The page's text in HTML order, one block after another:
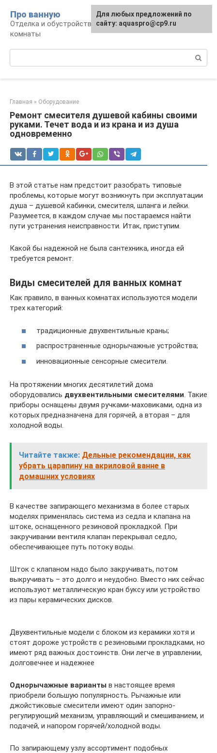
контенту
Про ванную
Отделка и обустройство современной ванной
комнаты
Главная » Оборудование
Ремонт смесителя душевой кабины своими
руками. Течет вода и из крана и из душа
одновременно
В этой статье нам предстоит разобрать типовые
проблемы, которые могут возникнуть при эксплуатации
душа – душевой кабинки, смесителя, шланга и лейки.
Разумеется, в каждом случае мы постараемся найти
пути устранения неисправности. Итак, приступим.
Какой бы надежной не была сантехника, иногда ей
требуется ремонт.
Виды смесителей для ванных комнат
Как правило, в ванных комнатах используются модели
трех категорий:
традиционные двухвентильные краны;
распространенные однорычажные устройства;
инновационные сенсорные смесители.
На протяжении многих десятилетий дома
оборудовались двухвентильными смесителями . Такие
приборы оснащены двумя ручками-маховиками, одна из
которых предназначена для горячей, а вторая – для
холодной воды.
Читайте также: Дельные рекомендации, как
убрать царапину на акриловой ванне в
домашних условиях
В качестве запирающего механизма в более старых
моделях применялась система из седла и клапана на
штоке, оснащенного резиновой прокладкой. При
закручивании вентиля клапан перекрывал седло,
обеспечивающее путь потоку воды.
Шток с клапаном надо было закручивать, потом
выкручивать – это долго и неудобно. Вместо них сейчас
используют металлическую кран буксу или устройство
из пары керамических дисков.
Двухвентильные модели с блоком из керамики хотя и
стоят дороже устройств с резиновыми прокладками, но
имеют ряд важных достоинств. Они легче в управлении,
долговечнее и надежнее
Однорычажные варианты в настоящее время
приобрели большую популярность. Рычажные или
джойстиковые смесители имеют один запорно-
регулирующий механизм, управляющий и смешиванием, и
подачей, и напором горячей/холодной воды.
По запирающему узлу ассортимент подобных
Для любых предложений по
сайту: aquaspro@cp9.ru